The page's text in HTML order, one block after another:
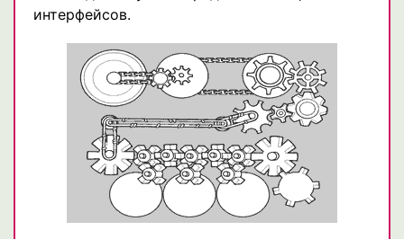
интерфейсов.